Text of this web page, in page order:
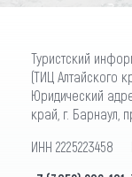
Туристский
(ТИЦ Алтайского
Юридический
край, г. Барнаул,
ИНН 2225223458